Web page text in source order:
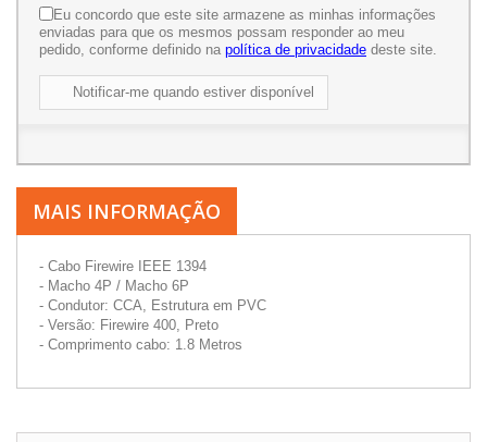
Eu concordo que este site armazene as minhas informações
enviadas para que os mesmos possam responder ao meu
pedido, conforme definido na política de privacidade deste site.
Notificar-me quando estiver disponível
MAIS INFORMAÇÃO
- Cabo Firewire IEEE 1394
- Macho 4P / Macho 6P
- Condutor: CCA, Estrutura em PVC
- Versão: Firewire 400, Preto
- Comprimento cabo: 1.8 Metros